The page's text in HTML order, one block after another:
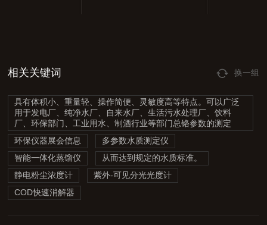
相关关键词 换一组
具有体积小、重量轻、操作简便、灵敏度高等特点。可以广泛
用于发电厂、纯净水厂、自来水厂、生活污水处理厂、饮料
厂、环保部门、工业用水、制酒行业等部门总铬参数的测定
环保仪器展会信息
多参数水质测定仪
智能一体化蒸馏仪
从而达到规定的水质标准。
静电粉尘浓度计
紫外-可见分光光度计
COD快速消解器